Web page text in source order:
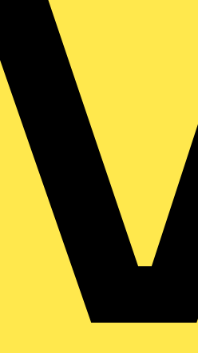
Zugang zu Branchennews,
und Tools – alles auf einer